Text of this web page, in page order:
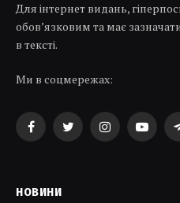
Для інтернет видань,
обов’язковим та має
в тексті.
Ми в соцмережах:
FacebookTwitterInstagram
НОВИНИ